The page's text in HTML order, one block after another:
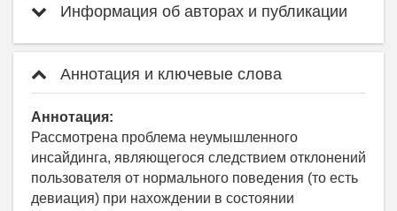
Информация об авторах и публикации
Аннотация и ключевые слова
Аннотация:
Рассмотрена проблема неумышленного
инсайдинга, являющегося следствием отклонений
пользователя от нормального поведения (то есть
девиация) при нахождении в состоянии